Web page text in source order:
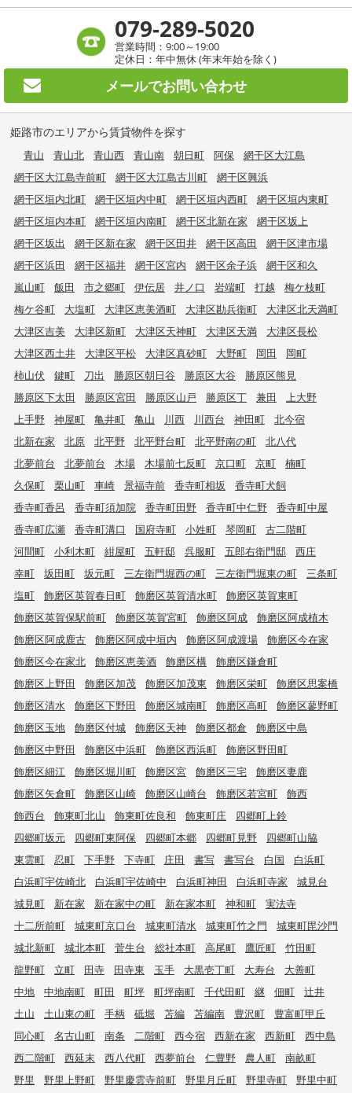
079-289-5020
営業時間：9:00～19:00
定休日：年中無休 (年末年始を除く)
メールでお問い合わせ
姫路市のエリアから賃貸物件を探す
青山 青山北 青山西 青山南 朝日町 阿保
網干区大江島
網干区大江島寺前町
網干区大江島古川町
網干区興浜
網干区垣内北町
網干区垣内中町 網干区垣内西町
網干区垣内東町
網干区垣内本町
網干区垣内南町 網干区北新在家
網干区坂上
網干区坂出
網干区新在家 網干区田井 網干区高田
網干区津市場
網干区浜田
網干区福井 網干区宮内 網干区余子浜
網干区和久
嵐山町
飯田 市之郷町 伊伝居 井ノ口 岩端町 打越
梅ケ枝町
梅ケ谷町
大塩町 大津区恵美酒町 大津区勘兵衛町
大津区北天満町
大津区吉美
大津区新町 大津区天神町 大津区天満
大津区長松
大津区西土井
大津区平松 大津区真砂町 大野町 岡田
岡町
柿山伏
鍵町 刀出 勝原区朝日谷 勝原区大谷
勝原区熊見
勝原区下太田
勝原区宮田 勝原区山戸 勝原区丁 兼田
上大野
上手野
神屋町 亀井町 亀山 川西 川西台 神田町
北今宿
北新在家
北原 北平野 北平野台町 北平野南の町
北八代
北夢前台
北夢前台 木場 木場前七反町 京口町 京町
楠町
久保町
栗山町 車崎 景福寺前 香寺町相坂
香寺町犬飼
香寺町香呂
香寺町須加院 香寺町田野 香寺町中仁野
香寺町中屋
香寺町広瀬
香寺町溝口 国府寺町 小姓町 琴岡町
古二階町
河間町
小利木町 紺屋町 五軒邸 呉服町 五郎右衛門邸
西庄
幸町
坂田町 坂元町 三左衛門堀西の町 三左衛門堀東の町
三条町
塩町
飾磨区英賀春日町 飾磨区英賀清水町
飾磨区英賀東町
飾磨区英賀保駅前町
飾磨区英賀宮町 飾磨区阿成
飾磨区阿成植木
飾磨区阿成鹿古
飾磨区阿成中垣内 飾磨区阿成渡場
飾磨区今在家
飾磨区今在家北
飾磨区恵美酒 飾磨区構
飾磨区鎌倉町
飾磨区上野田
飾磨区加茂 飾磨区加茂東 飾磨区栄町
飾磨区思案橋
飾磨区清水
飾磨区下野田 飾磨区城南町 飾磨区高町
飾磨区蓼野町
飾磨区玉地
飾磨区付城 飾磨区天神 飾磨区都倉
飾磨区中島
飾磨区中野田
飾磨区中浜町 飾磨区西浜町
飾磨区野田町
飾磨区細江
飾磨区堀川町 飾磨区宮 飾磨区三宅
飾磨区妻鹿
飾磨区矢倉町
飾磨区山崎 飾磨区山崎台 飾磨区若宮町
飾西
飾西台
飾東町北山 飾東町佐良和 飾東町庄
四郷町上鈴
四郷町坂元
四郷町東阿保 四郷町本郷 四郷町見野
四郷町山脇
東雲町
忍町 下手野 下寺町 庄田 書写 書写台 白国
白浜町
白浜町宇佐崎北
白浜町宇佐崎中 白浜町神田 白浜町寺家
城見台
城見町
新在家 新在家中の町 新在家本町 神和町
実法寺
十二所前町
城東町京口台 城東町清水 城東町竹之門
城東町毘沙門
城北新町
城北本町 菅生台 総社本町 高尾町 鷹匠町
竹田町
龍野町
立町 田寺 田寺東 玉手 大黒壱丁町 大寿台
大善町
中地
中地南町 町田 町坪 町坪南町 千代田町 継 佃町
辻井
土山
土山東の町 手柄 砥堀 苫編 苫編南 豊沢町
豊富町甲丘
同心町
名古山町 南条 二階町 西今宿 西新在家 西新町
西中島
西二階町
西延末 西八代町 西夢前台 仁豊野 農人町
南畝町
野里
野里上野町 野里慶雲寺前町 野里月丘町 野里寺町
野里中町